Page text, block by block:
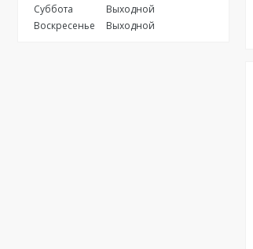
Суббота
Выходной
Воскресенье
Выходной